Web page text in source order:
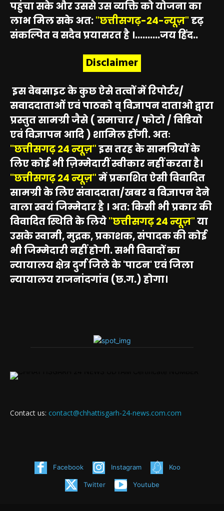
पहुंचा सके और उससे उस व्यक्ति को योजना का
लाभ मिल सके अत:"छत्तीसगढ़-24-न्यूज़"दृढ़
संकल्पित व सदैव प्रयासरत है ।..........जय हिंद..
Disclaimer
इस वेबसाइट के कुछ ऐसे तत्वों में रिपोर्टर/
सवाददाताओं एवं पाठको व् विज्ञापन दाताओ द्वारा
प्रस्तुत सामग्री जैसे ( समाचार / फोटो / विडियो
एवं विज्ञापन आदि ) शामिल होंगी. अतः
"छत्तीसगढ़ 24 न्यूज़"इस तरह के सामग्रियों के
लिए कोई भी ज़िम्मेदारीं स्वीकार नहीं करता है।
"छत्तीसगढ़ 24 न्यूज़"में प्रकाशित ऐसी विवादित
सामग्री के लिए संवाददाता/खबर व विज्ञापन देने
वाला स्वयं जिम्मेदार है । अत: किसी भी प्रकार की
विवादित स्थिति के लिये"छत्तीसगढ़ 24 न्यूज़"या
उसके स्वामी, मुद्रक, प्रकाशक, संपादक की कोई
भी जिम्मेदारी नहीं होगी. सभी विवादों का
न्यायालय क्षेत्र दुर्ग जिले के 'पाटन' एवं जिला
न्यायालय राजनांदगांव (छ.ग.) होगा।
Contact us: contact@chhattisgarh-24-news.com.com
Facebook Instagram Koo
Twitter Youtube